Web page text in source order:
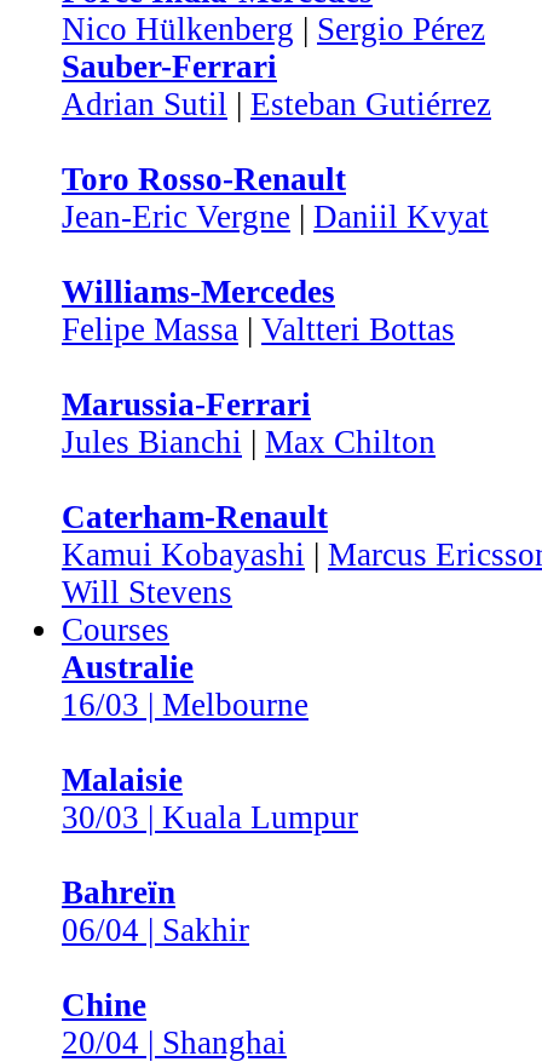
Nico Hülkenberg | Sergio Pérez
Sauber-Ferrari
Adrian Sutil | Esteban Gutiérrez
Toro Rosso-Renault
Jean-Eric Vergne | Daniil Kvyat
Williams-Mercedes
Felipe Massa | Valtteri Bottas
Marussia-Ferrari
Jules Bianchi | Max Chilton
Caterham-Renault
Kamui Kobayashi | Marcus
Will Stevens
Courses
Australie
16/03 | Melbourne
Malaisie
30/03 | Kuala Lumpur
Bahreïn
06/04 | Sakhir
Chine
20/04 | Shanghai